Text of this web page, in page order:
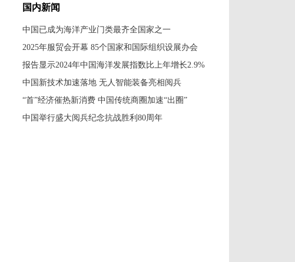
国内新闻
中国已成为海洋产业门类最齐全国家之一
2025年服贸会开幕 85个国家和国际组织设展办会
报告显示2024年中国海洋发展指数比上年增长2.9%
中国新技术加速落地 无人智能装备亮相阅兵
“首”经济催热新消费 中国传统商圈加速“出圈”
中国举行盛大阅兵纪念抗战胜利80周年